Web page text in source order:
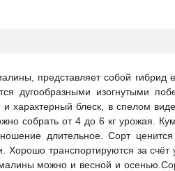
представляет собой
дугообразными изогнутыми
характерный блеск, в спелом
собрать от 4 до 6 кг урожая.
длительное. Сорт
транспортируются за
можно и весной и